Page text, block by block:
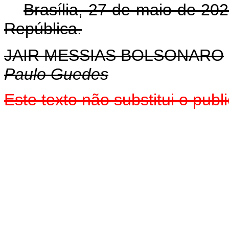
Brasília, 27 de maio de
República.
JAIR MESSIAS BOLSONARO
Paulo Guedes
Este texto não substitui o